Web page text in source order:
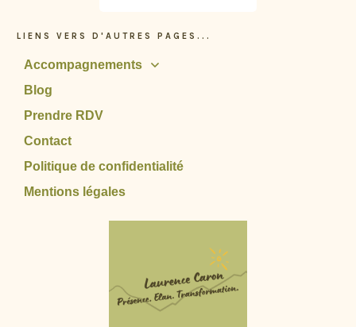
LIENS VERS D'AUTRES PAGES...
Accompagnements
Blog
Prendre RDV
Contact
Politique de confidentialité
Mentions légales